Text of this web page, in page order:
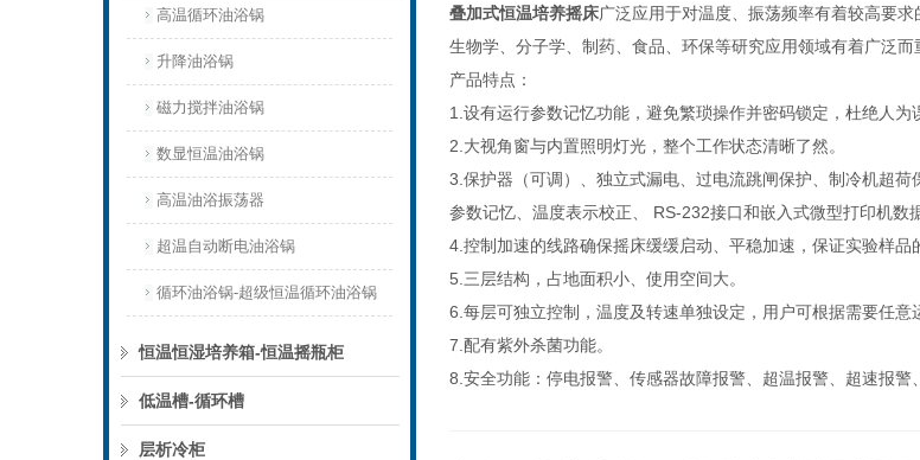
高温循环油浴锅
升降油浴锅
磁力搅拌油浴锅
数显恒温油浴锅
高温油浴振荡器
超温自动断电油浴锅
循环油浴锅-超级恒温循环油浴锅
恒温恒湿培养箱-恒温摇瓶柜
低温槽-循环槽
层析冷柜
叠加式恒温培养摇床广泛应用于对温度、振荡频率有着较高要
生物学、分子学、制药、食品、环保等研究应用领域有着广泛而
产品特点：
1.设有运行参数记忆功能，避免繁琐操作并密码锁定，杜绝人为
2.大视角窗与内置照明灯光，整个工作状态清晰了然。
3.保护器（可调）、独立式漏电、过电流跳闸保护、制冷机超
参数记忆、温度表示校正、 RS-232接口和嵌入式微型打印机
4.控制加速的线路确保摇床缓缓启动、平稳加速，保证实验样品
5.三层结构，占地面积小、使用空间大。
6.每层可独立控制，温度及转速单独设定，用户可根据需要任
7.配有紫外杀菌功能。
8.安全功能：停电报警、传感器故障报警、超温报警、超速报警